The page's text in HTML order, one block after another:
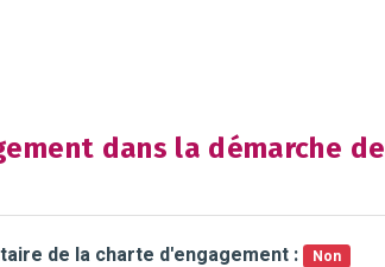
dans la démarche de
de la charte d'engagement : Non